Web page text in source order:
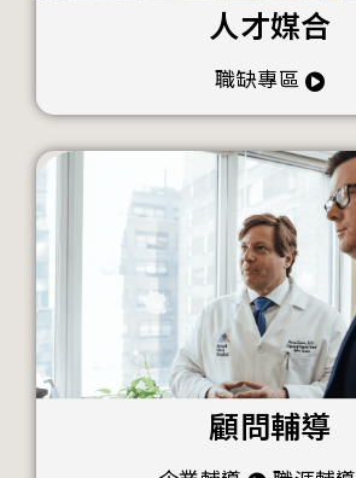
人才媒合
職缺專區
顧問輔導